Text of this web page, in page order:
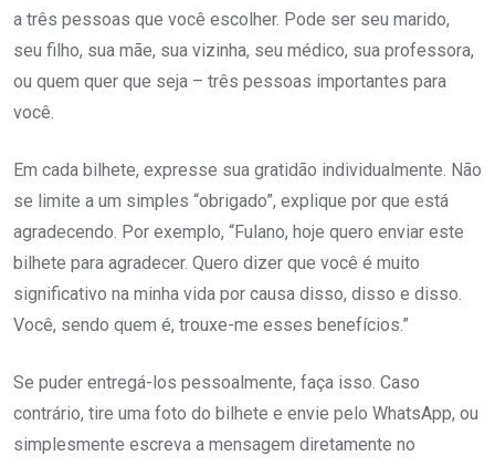
a três pessoas que você escolher. Pode ser seu marido,
seu filho, sua mãe, sua vizinha, seu médico, sua professora,
ou quem quer que seja – três pessoas importantes para
você.
Em cada bilhete, expresse sua gratidão individualmente. Não
se limite a um simples “obrigado”, explique por que está
agradecendo. Por exemplo, “Fulano, hoje quero enviar este
bilhete para agradecer. Quero dizer que você é muito
significativo na minha vida por causa disso, disso e disso.
Você, sendo quem é, trouxe-me esses benefícios.”
Se puder entregá-los pessoalmente, faça isso. Caso
contrário, tire uma foto do bilhete e envie pelo WhatsApp, ou
simplesmente escreva a mensagem diretamente no